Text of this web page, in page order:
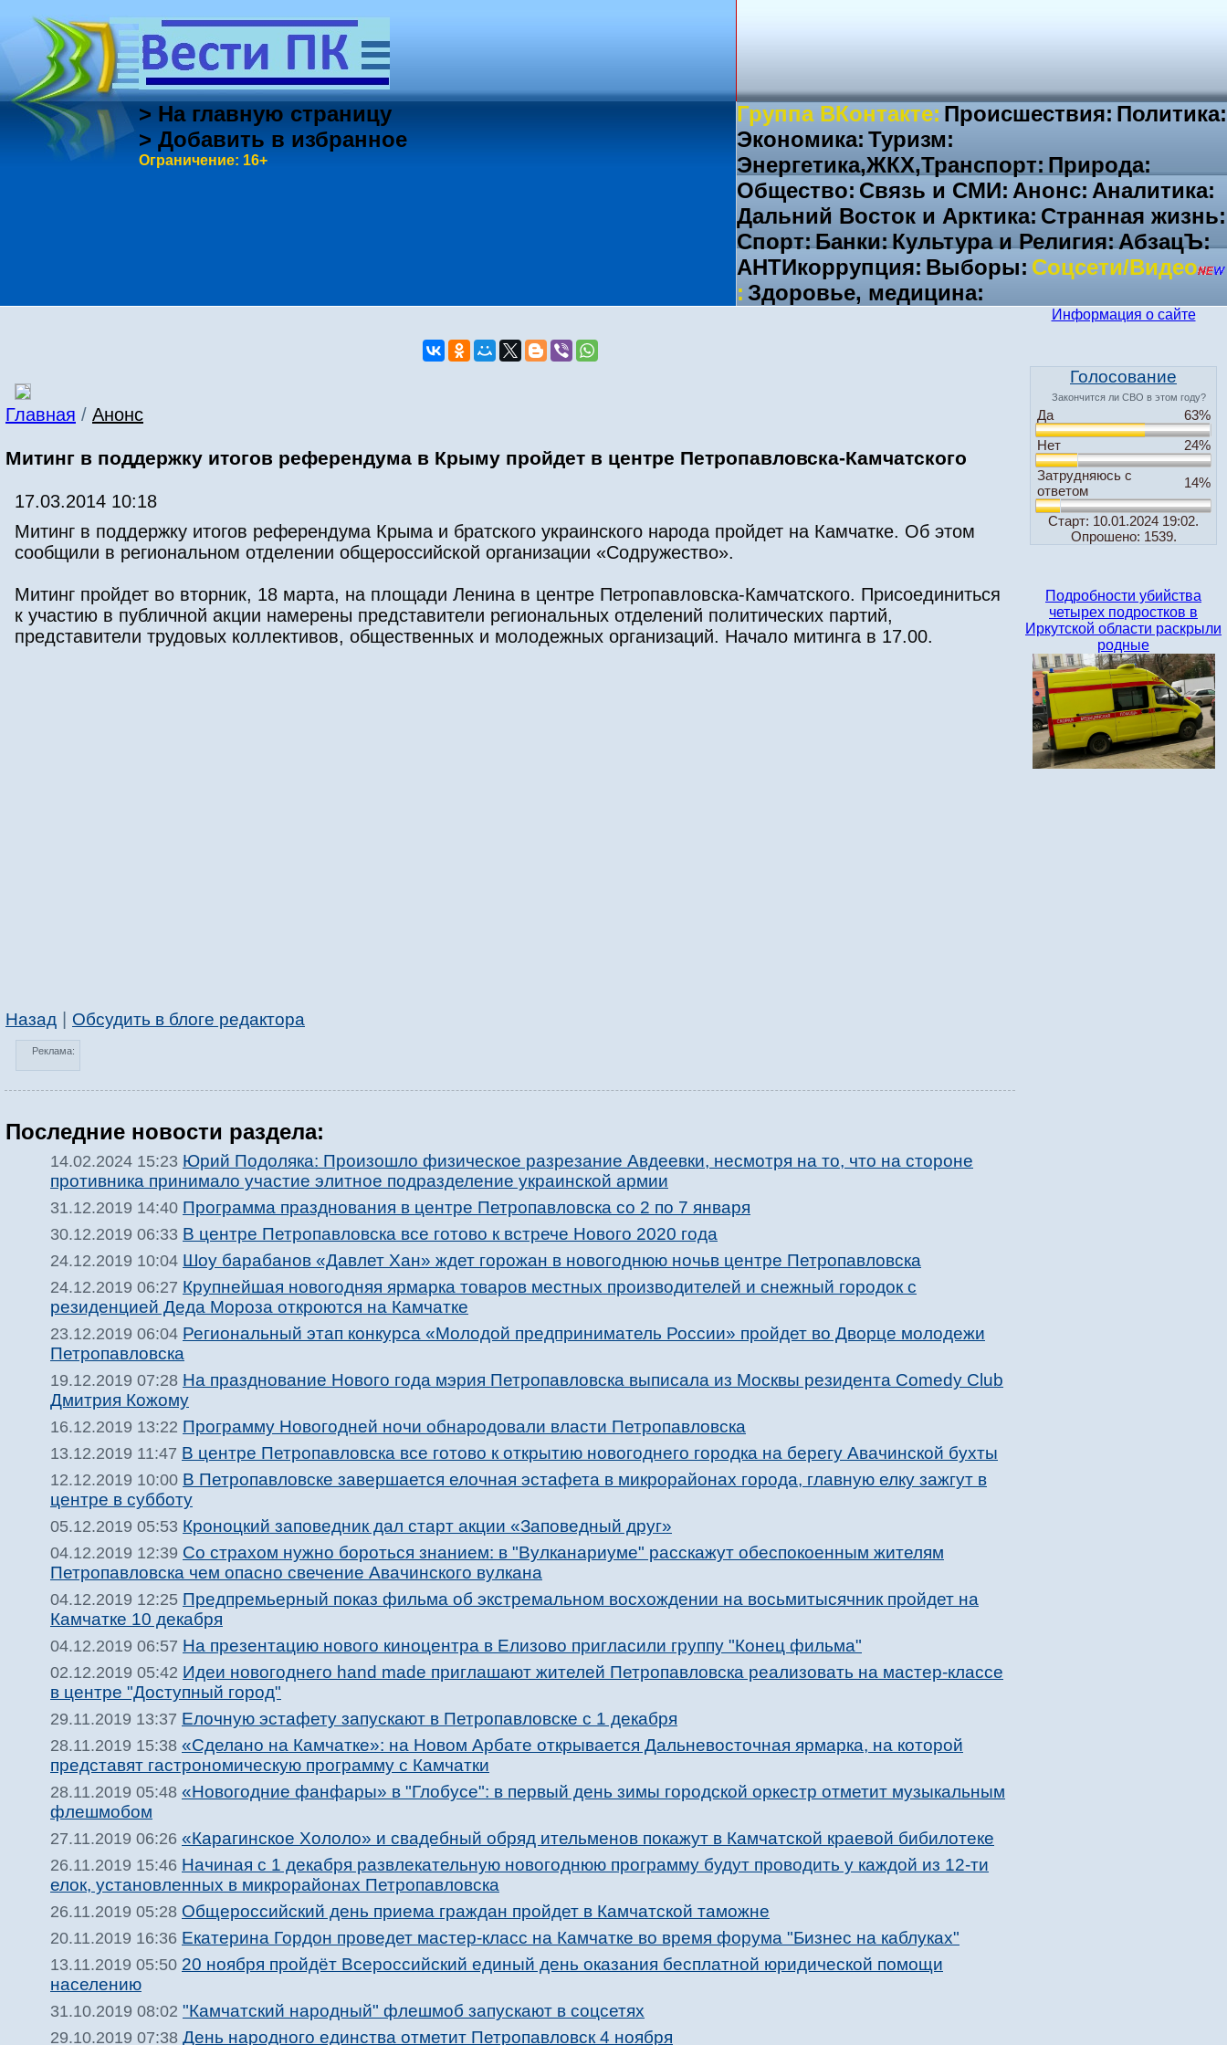
> На главную страницу
> Добавить в избранное
Ограничение: 16+
Группа ВКонтакте: Происшествия: Политика:
Экономика: Туризм:
Энергетика,ЖКХ,Транспорт: Природа:
Общество: Связь и СМИ: Анонс: Аналитика:
Дальний Восток и Арктика: Странная жизнь:
Спорт:Банки:Культура и Религия:АбзацЪ:
АНТИкоррупция: Выборы: Соцсети/Видео
: Здоровье, медицина:
Главная / Анонс
Митинг в поддержку итогов референдума в Крыму пройдет в центре Петропавловска-Камчатского
17.03.2014 10:18
Митинг в поддержку итогов референдума Крыма и братского украинского народа пройдет на Камчатке. Об этом
сообщили в региональном отделении общероссийской организации «Содружество».
Митинг пройдет во вторник, 18 марта, на площади Ленина в центре Петропавловска-Камчатского. Присоединиться
к участию в публичной акции намерены представители региональных отделений политических партий,
представители трудовых коллективов, общественных и молодежных организаций. Начало митинга в 17.00.
Назад Обсудить в блоге редактора
Реклама:
Последние новости раздела:
14.02.2024 15:23 Юрий Подоляка: Произошло физическое разрезание Авдеевки, несмотря на то, что на стороне
противника принимало участие элитное подразделение украинской армии
31.12.2019 14:40 Программа празднования в центре Петропавловска со 2 по 7 января
30.12.2019 06:33 В центре Петропавловска все готово к встрече Нового 2020 года
24.12.2019 10:04 Шоу барабанов «Давлет Хан» ждет горожан в новогоднюю ночьв центре Петропавловска
24.12.2019 06:27 Крупнейшая новогодняя ярмарка товаров местных производителей и снежный городок с
резиденцией Деда Мороза откроются на Камчатке
23.12.2019 06:04 Региональный этап конкурса «Молодой предприниматель России» пройдет во Дворце молодежи
Петропавловска
19.12.2019 07:28 На празднование Нового года мэрия Петропавловска выписала из Москвы резидента Comedy Club
Дмитрия Кожому
16.12.2019 13:22 Программу Новогодней ночи обнародовали власти Петропавловска
13.12.2019 11:47 В центре Петропавловска все готово к открытию новогоднего городка на берегу Авачинской бухты
12.12.2019 10:00 В Петропавловске завершается елочная эстафета в микрорайонах города, главную елку зажгут в
центре в субботу
05.12.2019 05:53 Кроноцкий заповедник дал старт акции «Заповедный друг»
04.12.2019 12:39 Со страхом нужно бороться знанием: в "Вулканариуме" расскажут обеспокоенным жителям
Петропавловска чем опасно свечение Авачинского вулкана
04.12.2019 12:25 Предпремьерный показ фильма об экстремальном восхождении на восьмитысячник пройдет на
Камчатке 10 декабря
04.12.2019 06:57 На презентацию нового киноцентра в Елизово пригласили группу "Конец фильма"
02.12.2019 05:42 Идеи новогоднего hand made приглашают жителей Петропавловска реализовать на мастер-классе
в центре "Доступный город"
29.11.2019 13:37 Елочную эстафету запускают в Петропавловске с 1 декабря
28.11.2019 15:38 «Сделано на Камчатке»: на Новом Арбате открывается Дальневосточная ярмарка, на которой
представят гастрономическую программу с Камчатки
28.11.2019 05:48 «Новогодние фанфары» в "Глобусе": в первый день зимы городской оркестр отметит музыкальным
флешмобом
27.11.2019 06:26 «Карагинское Хололо» и свадебный обряд ительменов покажут в Камчатской краевой бибилотеке
26.11.2019 15:46 Начиная с 1 декабря развлекательную новогоднюю программу будут проводить у каждой из 12-ти
елок, установленных в микрорайонах Петропавловска
26.11.2019 05:28 Общероссийский день приема граждан пройдет в Камчатской таможне
20.11.2019 16:36 Екатерина Гордон проведет мастер-класс на Камчатке во время форума "Бизнес на каблуках"
13.11.2019 05:50 20 ноября пройдёт Всероссийский единый день оказания бесплатной юридической помощи
населению
31.10.2019 08:02 "Камчатский народный" флешмоб запускают в соцсетях
29.10.2019 07:38 День народного единства отметит Петропавловск 4 ноября
Информация о сайте
Голосование
Закончится ли СВО в этом году?
Да
63%
Нет
24%
Затрудняюсь с
ответом
14%
Старт: 10.01.2024 19:02.
Опрошено: 1539.
Подробности убийства
четырех подростков в
Иркутской области раскрыли
родные